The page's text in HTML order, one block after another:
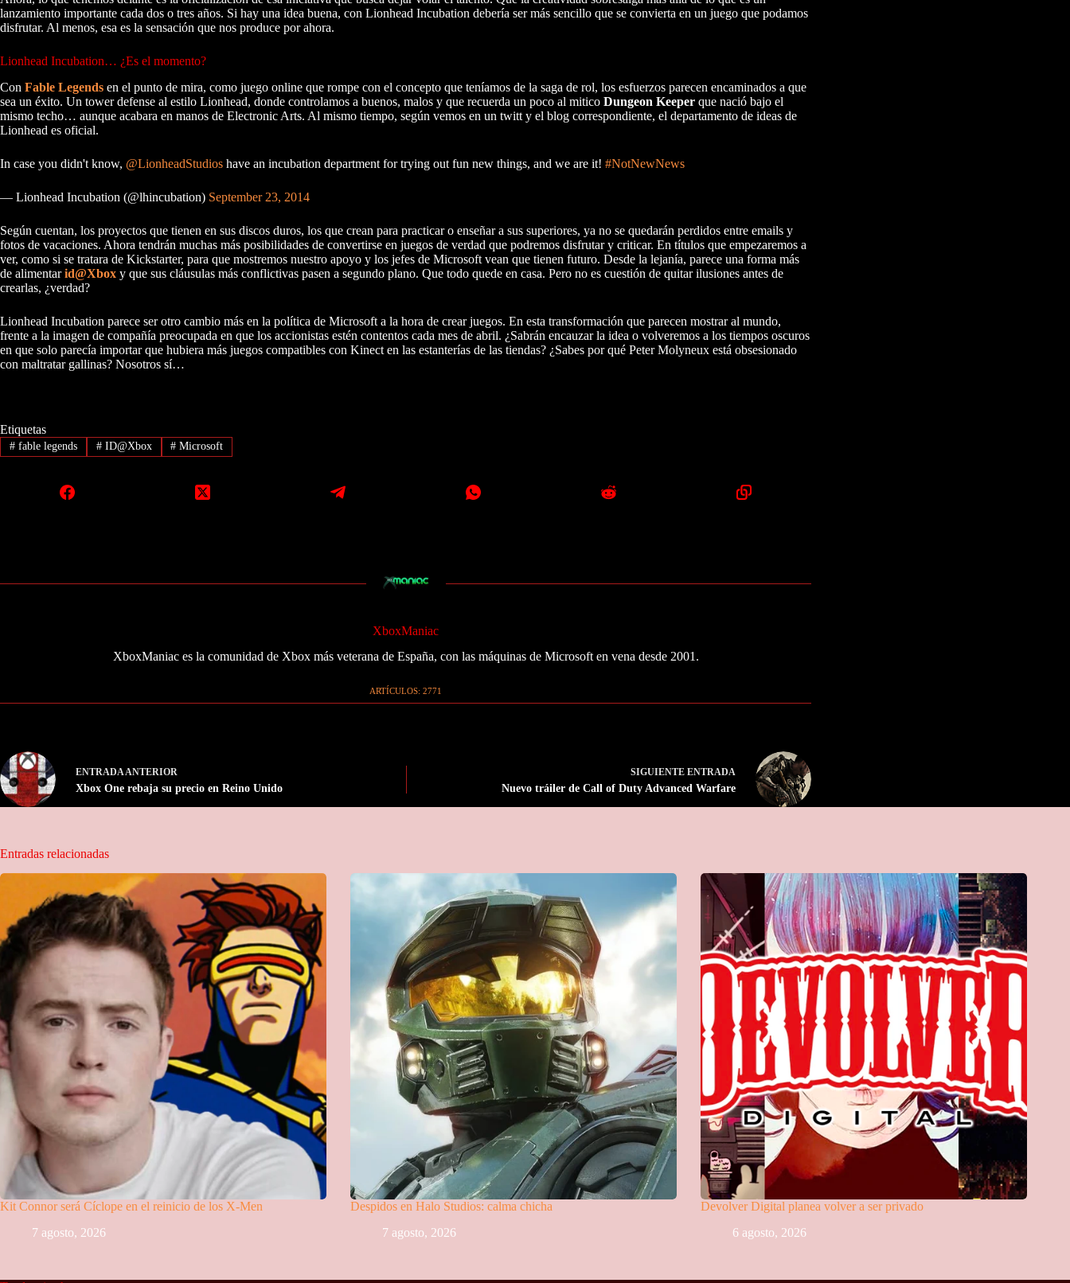
lanzamiento importante cada dos o tres años. Si hay una idea buena, con Lionhead Incubation debería ser más sencillo que se convierta en un juego que podamos
disfrutar. Al menos, esa es la sensación que nos produce por ahora.
Lionhead Incubation… ¿Es el momento?
Con Fable Legends en el punto de mira, como juego online que rompe con el concepto que teníamos de la saga de rol, los esfuerzos parecen encaminados a que
sea un éxito. Un tower defense al estilo Lionhead, donde controlamos a buenos, malos y que recuerda un poco al mitico Dungeon Keeper que nació bajo el
mismo techo… aunque acabara en manos de Electronic Arts. Al mismo tiempo, según vemos en un twitt y el blog correspondiente, el departamento de ideas de
Lionhead es oficial.
In case you didn't know, @LionheadStudios have an incubation department for trying out fun new things, and we are it! #NotNewNews
— Lionhead Incubation (@lhincubation) September 23, 2014
Según cuentan, los proyectos que tienen en sus discos duros, los que crean para practicar o enseñar a sus superiores, ya no se quedarán perdidos entre emails y
fotos de vacaciones. Ahora tendrán muchas más posibilidades de convertirse en juegos de verdad que podremos disfrutar y criticar. En títulos que empezaremos a
ver, como si se tratara de Kickstarter, para que mostremos nuestro apoyo y los jefes de Microsoft vean que tienen futuro. Desde la lejanía, parece una forma más
de alimentarid@Xbox y que sus cláusulas más conflictivas pasen a segundo plano. Que todo quede en casa. Pero no es cuestión de quitar ilusiones antes de
crearlas, ¿verdad?
Lionhead Incubation parece ser otro cambio más en la política de Microsoft a la hora de crear juegos. En esta transformación que parecen mostrar al mundo,
frente a la imagen de compañía preocupada en que los accionistas estén contentos cada mes de abril. ¿Sabrán encauzar la idea o volveremos a los tiempos oscuros
en que solo parecía importar que hubiera más juegos compatibles con Kinect en las estanterías de las tiendas? ¿Sabes por qué Peter Molyneux está obsesionado
con maltratar gallinas? Nosotros sí…
Etiquetas
#fable legends #ID@Xbox # Microsoft
XboxManiac
XboxManiac es la comunidad de Xbox más veterana de España, con las máquinas de Microsoft en vena desde 2001.
ARTÍCULOS: 2771
ENTRADAANTERIOR
Xbox One rebaja su precio en Reino Unido
SIGUIENTEENTRADA
Nuevo tráiler de Call of Duty Advanced Warfare
Entradas relacionadas
Kit Connor será Cíclope en el reinicio de los X-Men
7 agosto, 2026
Despidos en Halo Studios: calma chicha
7 agosto, 2026
Devolver Digital planea volver a ser privado
6 agosto, 2026